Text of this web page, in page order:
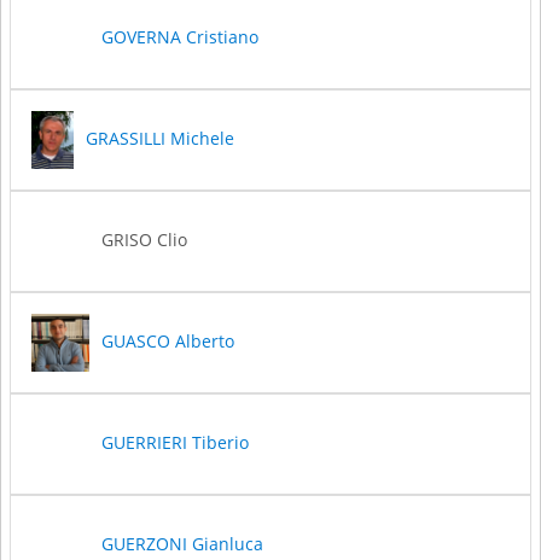
GOVERNA Cristiano
GRASSILLI Michele
GRISO Clio
GUASCO Alberto
GUERRIERI Tiberio
GUERZONI Gianluca